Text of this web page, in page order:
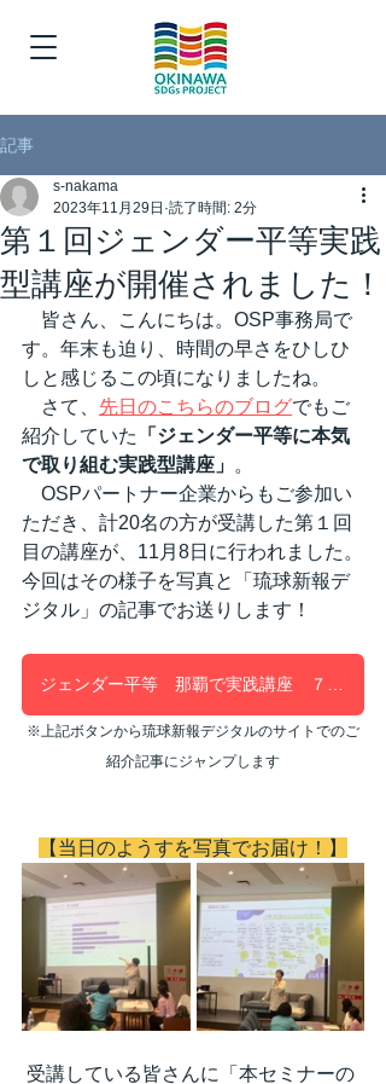
記事
第１回ジェンダー平等実践
型講座が開催されました！
s-nakama
2023年11月29日 読了時間: 2分
皆さん、こんにちは。OSP事務局で
す。年末も迫り、時間の早さをひしひ
しと感じるこの頃になりましたね。
さて、 先日のこちらのブログでも ご
紹介していた
「ジェンダー平等に本気
で取り組む実践型講座」 。
OSPパートナー企業からもご参加い
ただき、計20名の方が受講した第１回
目の講座が、11月8日に行われました。
今回はその様子を写真と「琉球新報デ
ジタル」の記事でお送りします！
※上記ボタンから琉球新報デジタルのサイトでのご
紹介記事にジャンプします
【当日のようすを写真でお届け！】